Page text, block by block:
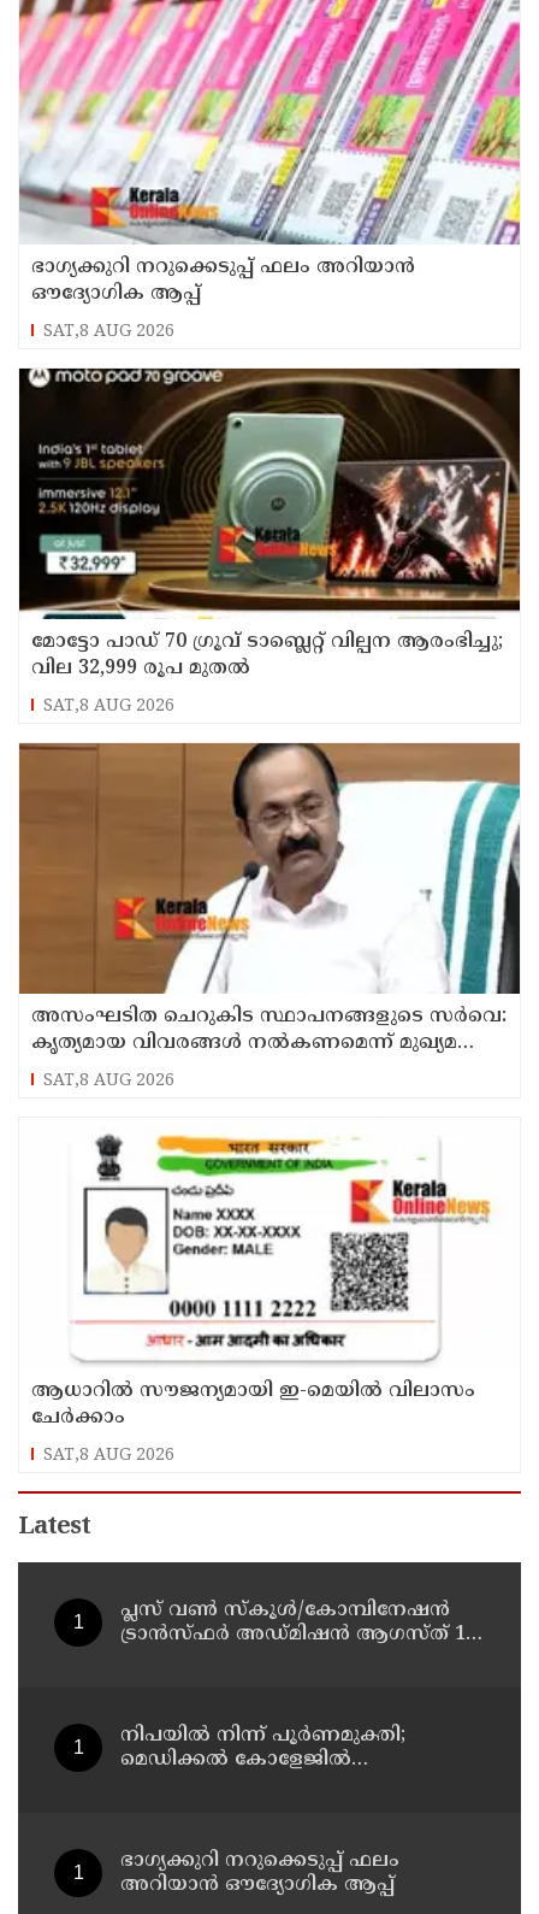
ഭാഗ്യക്കുറി നറുക്കെടുപ്പ് ഫലം അറിയാൻ
ഔദ്യോഗിക ആപ്പ്
SAT,8 AUG 2026
മോട്ടോ പാഡ് 70 ഗ്രൂവ് ടാബ്ലെറ്റ് വില്പന ആരംഭിച്ചു;
വില 32,999 രൂപ മുതൽ
SAT,8 AUG 2026
അസംഘടിത ചെറുകിട സ്ഥാപനങ്ങളുടെ സർവെ:
കൃത്യമായ വിവരങ്ങൾ നൽകണമെന്ന് മുഖ്യമന്ത്രി
വി ഡി സതീശൻ
SAT,8 AUG 2026
ആധാറിൽ സൗജന്യമായി ഇ-മെയിൽ വിലാസം
ചേർക്കാം
SAT,8 AUG 2026
Latest
പ്ലസ് വൺ സ്‌കൂൾ/കോമ്പിനേഷൻ
ട്രാൻസ്ഫർ അഡ്മിഷൻ ആഗസ്ത് 10,
നിപയിൽ നിന്ന് പൂർണമുക്തി;
മെഡിക്കൽ കോളേജിൽ
ഭാഗ്യക്കുറി നറുക്കെടുപ്പ് ഫലം
അറിയാൻ ഔദ്യോഗിക ആപ്പ്